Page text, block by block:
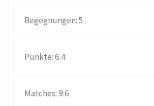
5
6:4
9:6